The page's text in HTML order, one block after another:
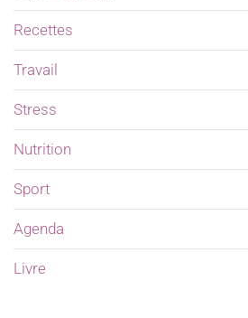
Recettes
Travail
Stress
Nutrition
Sport
Agenda
Livre